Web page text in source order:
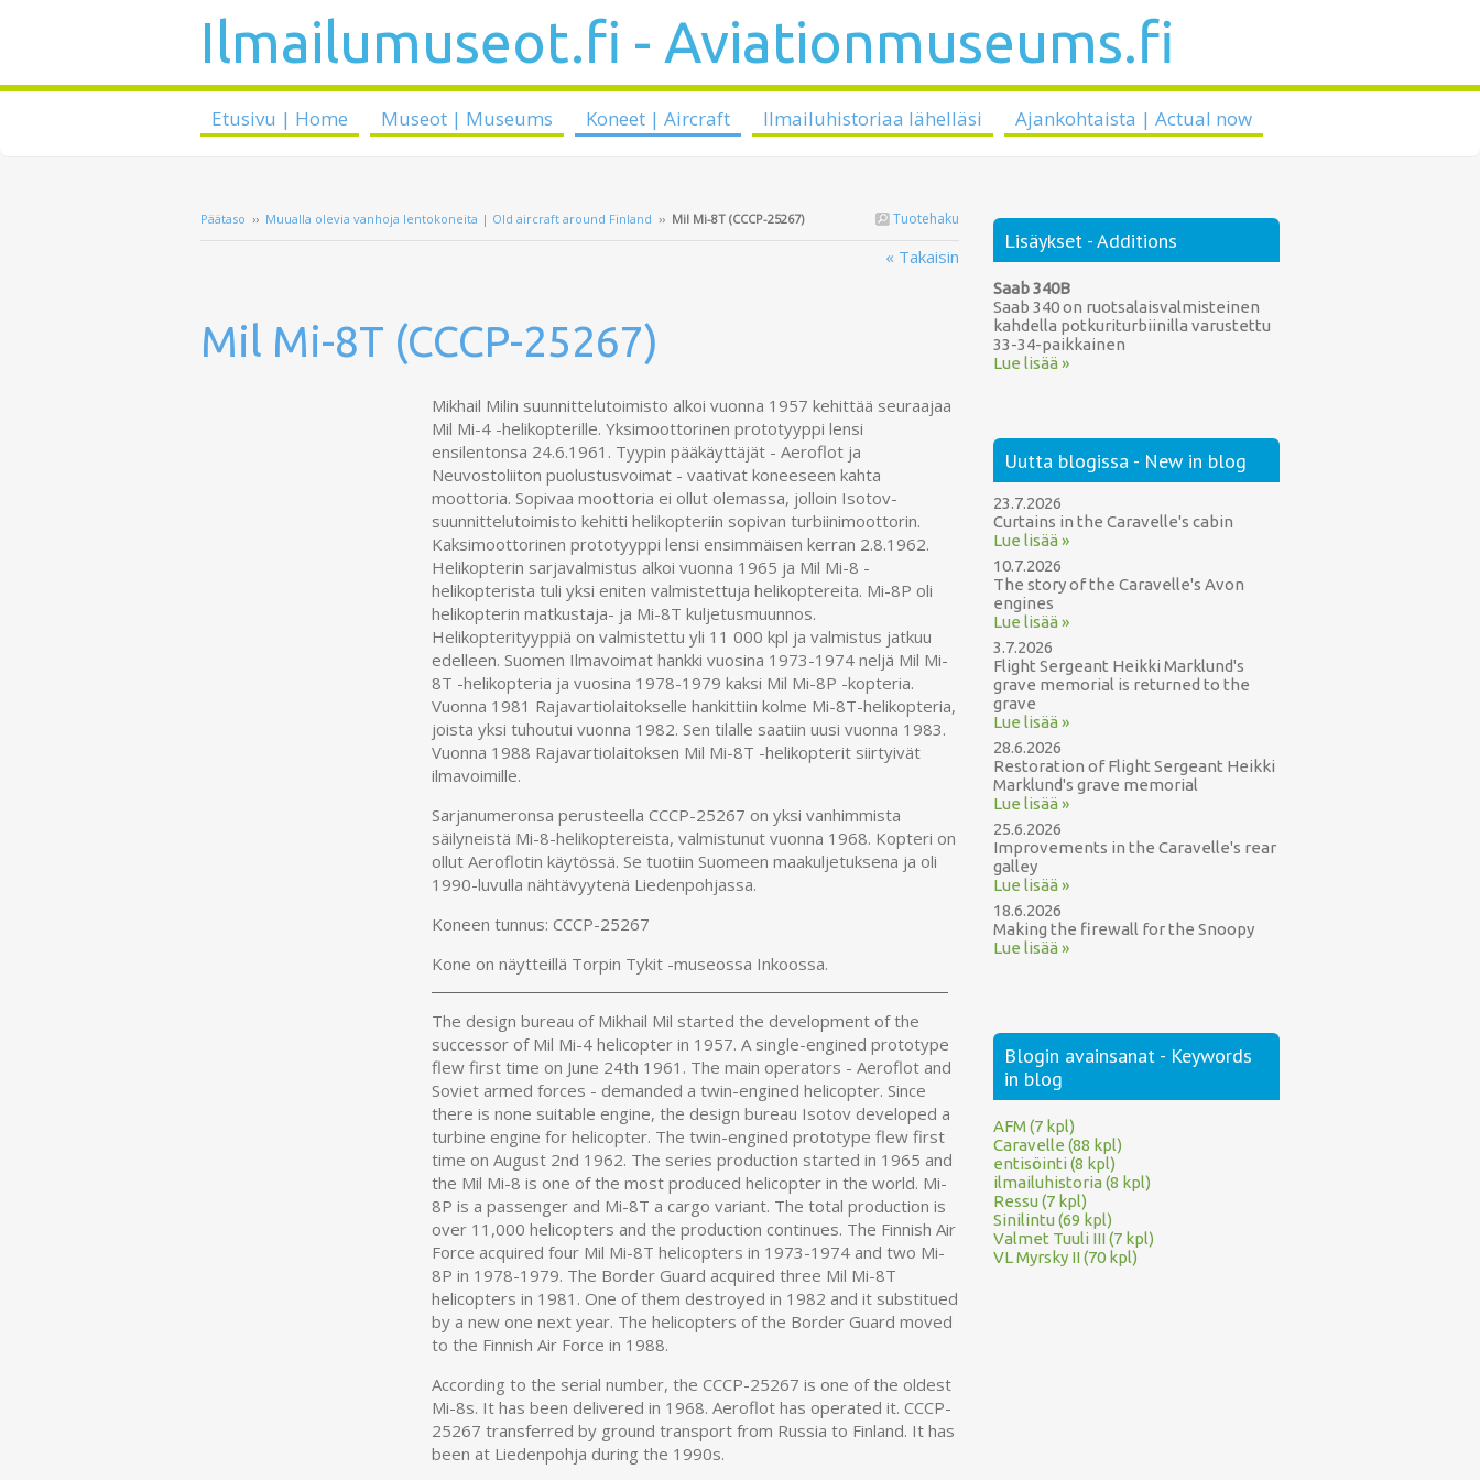
Ilmailumuseot.fi - Aviationmuseums.fi
Etusivu | Home Museot | Museums Koneet | Aircraft Ilmailuhistoriaa lähelläsi Ajankohtaista | Actual now
Tuotehaku
Päätaso ›› Muualla olevia vanhoja lentokoneita | Old aircraft around Finland ›› Mil Mi-8T (CCCP-25267)
« Takaisin
Mil Mi-8T (CCCP-25267)
Mikhail Milin suunnittelutoimisto alkoi vuonna 1957 kehittää seuraajaa
Mil Mi-4 -helikopterille. Yksimoottorinen prototyyppi lensi
ensilentonsa 24.6.1961. Tyypin pääkäyttäjät - Aeroflot ja
Neuvostoliiton puolustusvoimat - vaativat koneeseen kahta
moottoria. Sopivaa moottoria ei ollut olemassa, jolloin Isotov-
suunnittelutoimisto kehitti helikopteriin sopivan turbiinimoottorin.
Kaksimoottorinen prototyyppi lensi ensimmäisen kerran 2.8.1962.
Helikopterin sarjavalmistus alkoi vuonna 1965 ja Mil Mi-8 -
helikopterista tuli yksi eniten valmistettuja helikoptereita. Mi-8P oli
helikopterin matkustaja- ja Mi-8T kuljetusmuunnos.
Helikopterityyppiä on valmistettu yli 11 000 kpl ja valmistus jatkuu
edelleen. Suomen Ilmavoimat hankki vuosina 1973-1974 neljä Mil Mi-
8T -helikopteria ja vuosina 1978-1979 kaksi Mil Mi-8P -kopteria.
Vuonna 1981 Rajavartiolaitokselle hankittiin kolme Mi-8T-helikopteria,
joista yksi tuhoutui vuonna 1982. Sen tilalle saatiin uusi vuonna 1983.
Vuonna 1988 Rajavartiolaitoksen Mil Mi-8T -helikopterit siirtyivät
ilmavoimille.
Sarjanumeronsa perusteella CCCP-25267 on yksi vanhimmista
säilyneistä Mi-8-helikoptereista, valmistunut vuonna 1968. Kopteri on
ollut Aeroflotin käytössä. Se tuotiin Suomeen maakuljetuksena ja oli
1990-luvulla nähtävyytenä Liedenpohjassa.
Koneen tunnus: CCCP-25267
Kone on näytteillä Torpin Tykit -museossa Inkoossa.
The design bureau of Mikhail Mil started the development of the
successor of Mil Mi-4 helicopter in 1957. A single-engined prototype
flew first time on June 24th 1961. The main operators - Aeroflot and
Soviet armed forces - demanded a twin-engined helicopter. Since
there is none suitable engine, the design bureau Isotov developed a
turbine engine for helicopter. The twin-engined prototype flew first
time on August 2nd 1962. The series production started in 1965 and
the Mil Mi-8 is one of the most produced helicopter in the world. Mi-
8P is a passenger and Mi-8T a cargo variant. The total production is
over 11,000 helicopters and the production continues. The Finnish Air
Force acquired four Mil Mi-8T helicopters in 1973-1974 and two Mi-
8P in 1978-1979. The Border Guard acquired three Mil Mi-8T
helicopters in 1981. One of them destroyed in 1982 and it substitued
by a new one next year. The helicopters of the Border Guard moved
to the Finnish Air Force in 1988.
According to the serial number, the CCCP-25267 is one of the oldest
Mi-8s. It has been delivered in 1968. Aeroflot has operated it. CCCP-
25267 transferred by ground transport from Russia to Finland. It has
been at Liedenpohja during the 1990s.
Lisäykset - Additions
Saab 340B
Saab 340 on ruotsalaisvalmisteinen
kahdella potkuriturbiinilla varustettu
33-34-paikkainen
Lue lisää »
Uutta blogissa - New in blog
23.7.2026
Curtains in the Caravelle's cabin
Lue lisää »
10.7.2026
The story of the Caravelle's Avon
engines
Lue lisää »
3.7.2026
Flight Sergeant Heikki Marklund's
grave memorial is returned to the
grave
Lue lisää »
28.6.2026
Restoration of Flight Sergeant Heikki
Marklund's grave memorial
Lue lisää »
25.6.2026
Improvements in the Caravelle's rear
galley
Lue lisää »
18.6.2026
Making the firewall for the Snoopy
Lue lisää »
Blogin avainsanat - Keywords
in blog
AFM (7 kpl)
Caravelle (88 kpl)
entisöinti (8 kpl)
ilmailuhistoria (8 kpl)
Ressu (7 kpl)
Sinilintu (69 kpl)
Valmet Tuuli III (7 kpl)
VL Myrsky II (70 kpl)